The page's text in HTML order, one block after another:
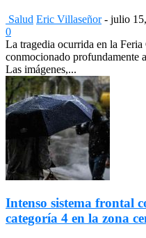
Salud Eric Villaseñor - julio
0
La tragedia ocurrida en la
conmocionado profundamente
Las imágenes,...
Intenso sistema frontal
categoría 4 en la zona